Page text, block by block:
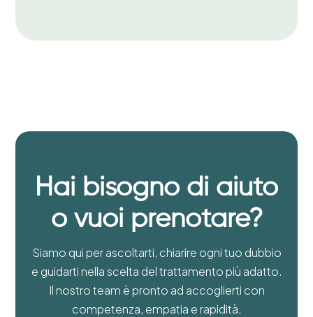
Hai bisogno di aiuto
o vuoi prenotare?
Siamo qui per ascoltarti, chiarire ogni tuo dubbio
e guidarti nella scelta del trattamento più adatto.
Il nostro team è pronto ad accoglierti con
competenza, empatia e rapidità.